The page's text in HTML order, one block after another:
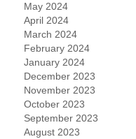
May 2024
April 2024
March 2024
February 2024
January 2024
December 2023
November 2023
October 2023
September 2023
August 2023